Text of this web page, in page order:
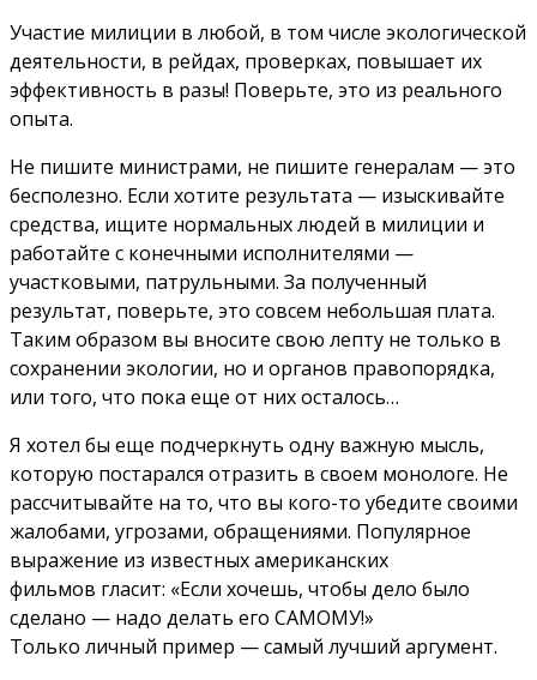
Участие милиции в любой, в том числе экологической
деятельности, в рейдах, проверках, повышает их
эффективность в разы! Поверьте, это из реального
опыта.
Не пишите министрами, не пишите генералам — это
бесполезно. Если хотите результата — изыскивайте
средства, ищите нормальных людей в милиции и
работайте с конечными исполнителями —
участковыми, патрульными. За полученный
результат, поверьте, это совсем небольшая плата.
Таким образом вы вносите свою лепту не только в
сохранении экологии, но и органов правопорядка,
или того, что пока еще от них осталось…
Я хотел бы еще подчеркнуть одну важную мысль,
которую постарался отразить в своем монологе. Не
рассчитывайте на то, что вы кого-то убедите своими
жалобами, угрозами, обращениями. Популярное
выражение из известных американских
фильмов гласит: «Если хочешь, чтобы дело было
сделано — надо делать его САМОМУ!»
Только личный пример — самый лучший аргумент.